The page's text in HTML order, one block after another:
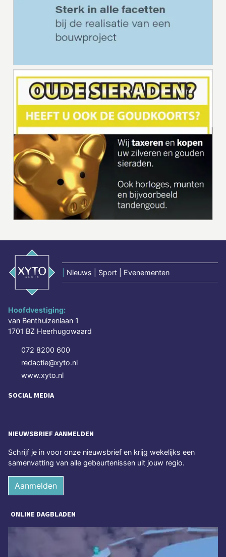
Nieuws | Sport | Evenementen
Hoofdvestiging:
van Benthuizenlaan 1
1701 BZ Heerhugowaard
072 8200 600
redactie@xyto.nl
www.xyto.nl
SOCIAL MEDIA
NIEUWSBRIEF AANMELDEN
Schrijf je in voor onze nieuwsbrief en krijg wekelijks een
samenvatting van alle gebeurtenissen uit jouw regio.
Aanmelden
ONLINE DAGBLADEN